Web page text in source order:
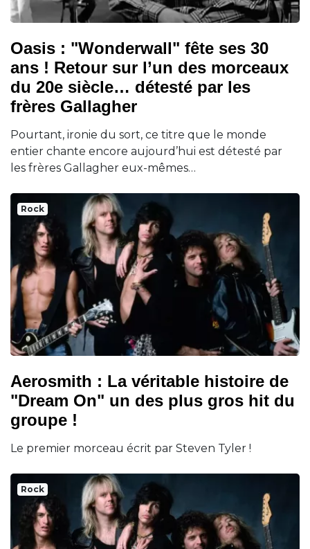
Oasis : "Wonderwall" fête ses 30
ans ! Retour sur l’un des morceaux
du 20e siècle… détesté par les
frères Gallagher
Pourtant, ironie du sort, ce titre que le monde
entier chante encore aujourd’hui est détesté par
les frères Gallagher eux-mêmes…
Rock
Aerosmith : La véritable histoire de
"Dream On" un des plus gros hit du
groupe !
Le premier morceau écrit par Steven Tyler !
Rock